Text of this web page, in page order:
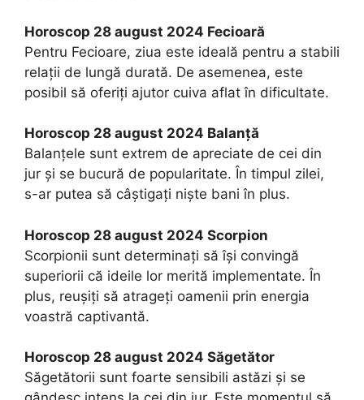
Horoscop 28 august 2024 Fecioară
Pentru Fecioare, ziua este ideală pentru a stabili
relații de lungă durată. De asemenea, este
posibil să oferiți ajutor cuiva aflat în dificultate.
Horoscop 28 august 2024 Balanţă
Balanțele sunt extrem de apreciate de cei din
jur și se bucură de popularitate. În timpul zilei,
s-ar putea să câștigați niște bani în plus.
Horoscop 28 august 2024 Scorpion
Scorpionii sunt determinați să își convingă
superiorii că ideile lor merită implementate. În
plus, reușiți să atrageți oamenii prin energia
voastră captivantă.
Horoscop 28 august 2024 Săgetător
Săgetătorii sunt foarte sensibili astăzi și se